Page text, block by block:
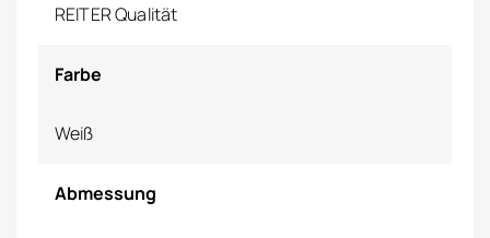
REITER Qualität
Farbe
Weiß
Abmessung